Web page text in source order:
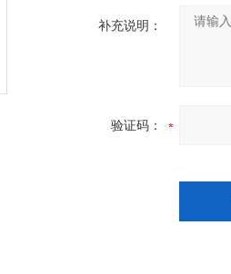
补充说明：
验证码：